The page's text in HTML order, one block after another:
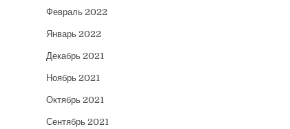
Февраль 2022
Январь 2022
Декабрь 2021
Ноябрь 2021
Октябрь 2021
Сентябрь 2021